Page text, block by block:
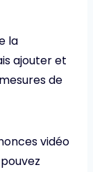
la
ajouter et
de
vidéo